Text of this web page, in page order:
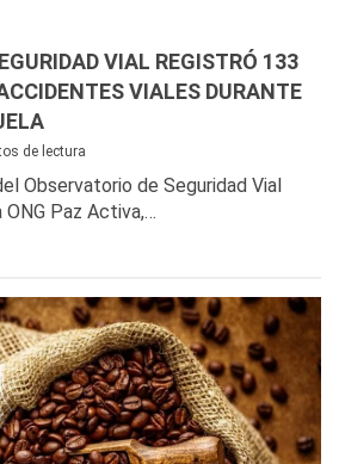
VIAL REGISTRÓ 133
VIALES DURANTE
de lectura
Observatorio de Seguridad Vial
ONG Paz Activa,…